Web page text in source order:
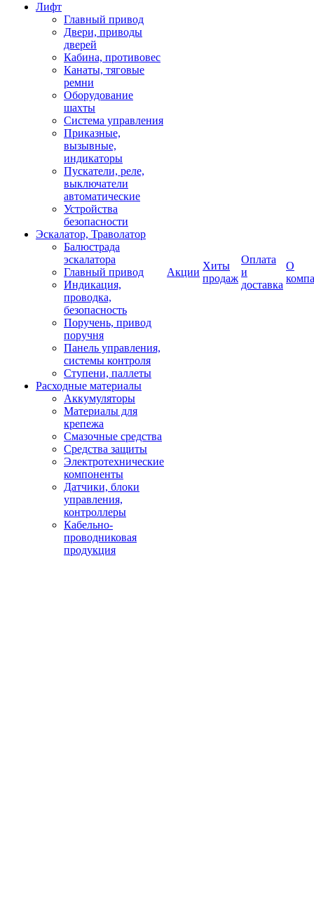
Лифт
Главный привод
Двери, приводы
дверей
Кабина, противовес
Канаты, тяговые
ремни
Оборудование
шахты
Система управления
Приказные,
вызывные,
индикаторы
Пускатели, реле,
выключатели
автоматические
Устройства
безопасности
Эскалатор, Траволатор
Балюстрада
эскалатора
Главный привод
Индикация,
проводка,
безопасность
Поручень, привод
поручня
Панель управления,
системы контроля
Ступени, паллеты
Расходные материалы
Аккумуляторы
Материалы для
крепежа
Смазочные средства
Средства защиты
Электротехнические
компоненты
Датчики, блоки
управления,
контроллеры
Кабельно-
проводниковая
продукция
Акции
Хиты
продаж
Оплата
и
доставка
О